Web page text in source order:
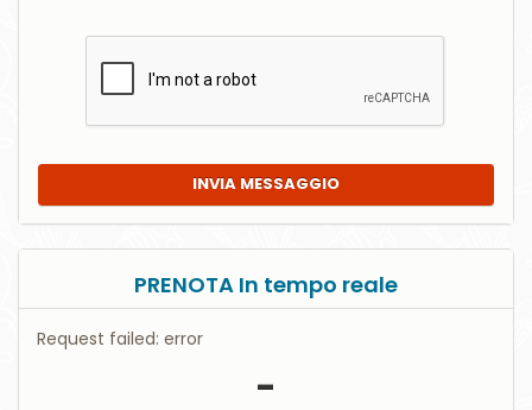
INVIA MESSAGGIO
PRENOTA In tempo reale
Request failed: error
PRENOTA